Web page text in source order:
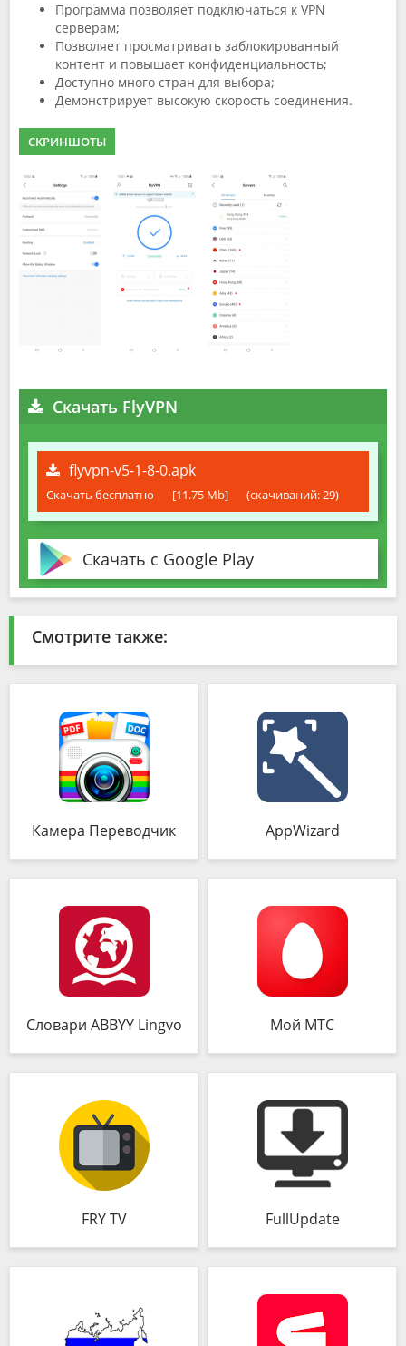
Программа позволяет подключаться к VPN
серверам;
Позволяет просматривать заблокированный
контент и повышает конфиденциальность;
Доступно много стран для выбора;
Демонстрирует высокую скорость соединения.
СКРИНШОТЫ
Скачать FlyVPN
flyvpn-v5-1-8-0.apk
Скачать бесплатно [11.75 Mb] (cкачиваний: 29)
Скачать с Google Play
Смотрите также:
Камера Переводчик AppWizard
Словари ABBYY Lingvo Мой МТС
FRY TV FullUpdate